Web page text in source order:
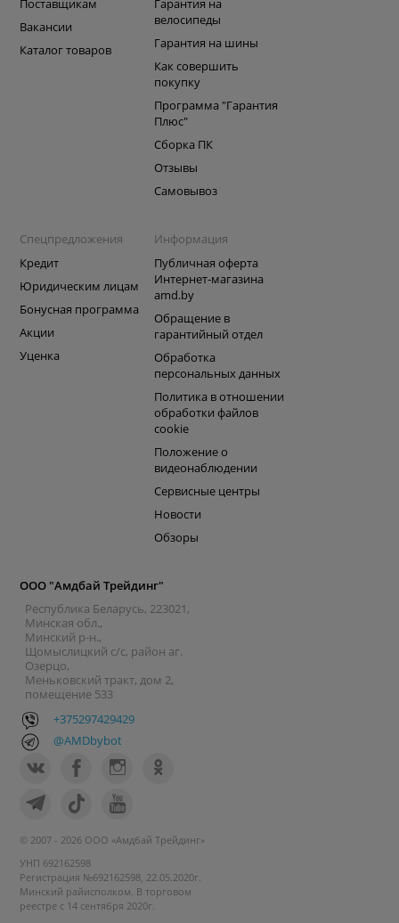
Поставщикам
Вакансии
Каталог товаров
Гарантия на
велосипеды
Гарантия на шины
Как совершить
покупку
Программа "Гарантия
Плюс"
Сборка ПК
Отзывы
Самовывоз
Спецпредложения
Кредит
Юридическим лицам
Бонусная программа
Акции
Уценка
Информация
Публичная оферта
Интернет-магазина
amd.by
Обращение в
гарантийный отдел
Обработка
персональных данных
Политика в отношении
обработки файлов
cookie
Положение о
видеонаблюдении
Сервисные центры
Новости
Обзоры
ООО "Амдбай Трейдинг"
Республика Беларусь, 223021,
Минская обл.,
Минский р-н.,
Щомыслицкий с/с, район аг.
Озерцо,
Меньковский тракт, дом 2,
помещение 533
+375297429429
@AMDbybot
© 2007 - 2026 ООО «Амдбай Трейдинг»
УНП 692162598
Регистрация №692162598, 22.05.2020г.
Минский райисполком. В торговом
реестре с 14 сентября 2020г.